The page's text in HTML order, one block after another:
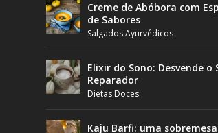
Creme de Abóbora com
de Sabores
Salgados Ayurvédicos
Elixir do Sono: Desvende o
Reparador
Dietas Doces
Kaju Barfi: uma